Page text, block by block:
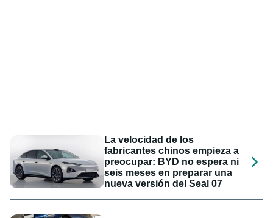
La velocidad de los
fabricantes chinos empieza a
preocupar: BYD no espera ni
seis meses en preparar una
nueva versión del Seal 07